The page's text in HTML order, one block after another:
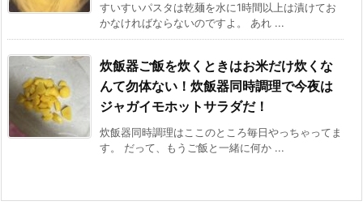
すいすいパスタは乾麺を水に1時間以上は漬けてお
かなければならないのですよ。 あれ ...
炊飯器ご飯を炊くときはお米だけ炊くな
んて勿体ない！炊飯器同時調理で今夜は
ジャガイモホットサラダだ！
炊飯器同時調理はここのところ毎日やっちゃってま
す。 だって、もうご飯と一緒に何か ...